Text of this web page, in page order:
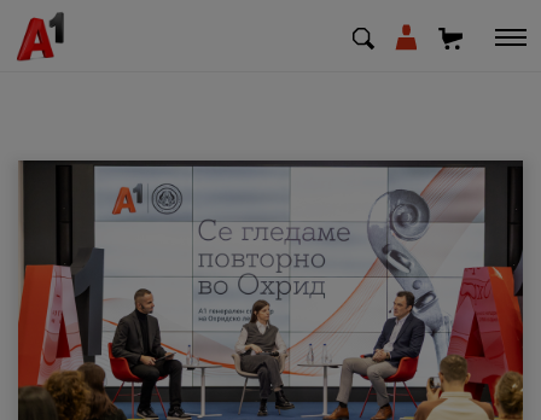
МК SQ
Приватни Деловни